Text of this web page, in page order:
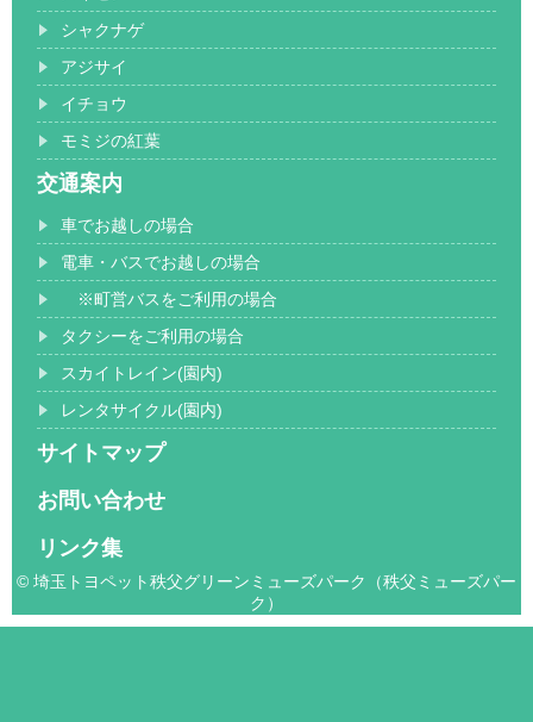
シャクナゲ
アジサイ
イチョウ
モミジの紅葉
交通案内
車でお越しの場合
電車・バスでお越しの場合
※町営バスをご利用の場合
タクシーをご利用の場合
スカイトレイン(園内)
レンタサイクル(園内)
サイトマップ
お問い合わせ
リンク集
© 埼玉トヨペット秩父グリーンミューズパーク（秩父ミューズパー
ク）